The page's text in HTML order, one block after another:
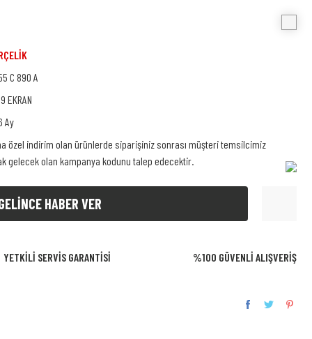
C 890 A
EKRAN
Ay
özel indirim olan ürünlerde siparişiniz sonrası müşteri temsilcimiz
gelecek olan kampanya kodunu talep edecektir.
HABER VER
YETKİLİ SERVİS GARANTİSİ %100 GÜVENLİ ALIŞVERİŞ